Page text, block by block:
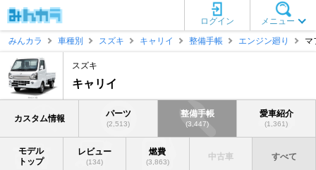
メニュー
ログイン
みんカラ
車種別 スズキ キャリイ 整備手帳 エンジン廻り マ
スズキ
キャリイ
カスタム情報 パーツ
(2,513)
整備手帳
(3,447)
愛車紹介
(1,361)
モデル
トップ
レビュー
(134)
燃費
(3,863)
中古車 すべて